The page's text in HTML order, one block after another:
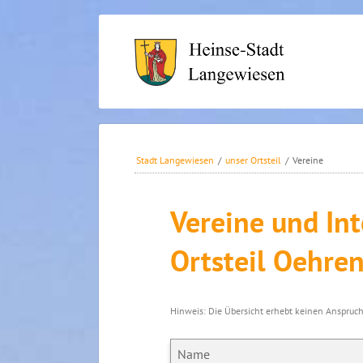
Navigation
überspringen
Stadt Langewiesen / unser Ortsteil / Vereine
Vereine und
Ortsteil
Hinweis: Die Übersicht erhebt keinen
Name